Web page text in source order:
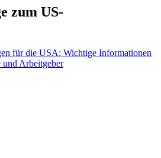
zum US-
für die USA: Wichtige Informationen
und Arbeitgeber